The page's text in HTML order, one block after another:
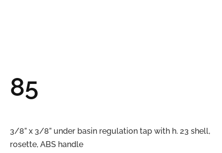
85
3/8” x 3/8” under basin regulation tap with h. 23 shell,
rosette, ABS handle